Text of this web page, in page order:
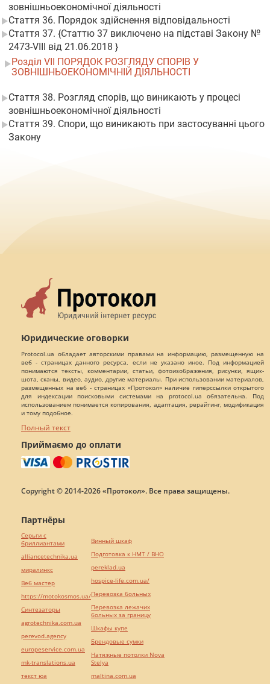
зовнішньоекономічної діяльності
Стаття 36. Порядок здійснення відповідальності
Стаття 37. {Статтю 37 виключено на підставі Закону №
2473-VIII від 21.06.2018 }
Розділ VII ПОРЯДОК РОЗГЛЯДУ СПОРІВ У
ЗОВНІШНЬОЕКОНОМІЧНІЙ ДІЯЛЬНОСТІ
Стаття 38. Розгляд спорів, що виникають у процесі
зовнішньоекономічної діяльності
Стаття 39. Спори, що виникають при застосуванні цього
Закону
Юридические оговорки
Protocol.ua обладает авторскими правами на информацию, размещенную на
веб - страницах данного ресурса, если не указано иное. Под информацией
понимаются тексты, комментарии, статьи, фотоизображения, рисунки, ящик-
шота, сканы, видео, аудио, другие материалы. При использовании материалов,
размещенных на веб - страницах «Протокол» наличие гиперссылки открытого
для индексации поисковыми системами на protocol.ua обязательна. Под
использованием понимается копирования, адаптация, рерайтинг, модификация
и тому подобное.
Полный текст
Приймаємо до оплати
Copyright © 2014-2026 «Протокол». Все права защищены.
Партнёры
Серьги с
бриллиантами
alliancetechnika.ua
миралинкс
Веб мастер
https://motokosmos.ua/
Синтезаторы
agrotechnika.com.ua
perevod.agency
europeservice.com.ua
mk-translations.ua
текст юа
Винный шкаф
Подготовка к НМТ / ВНО
pereklad.ua
hospice-life.com.ua/
Перевозка больных
Перевозка лежачих
больных за границу
Шкафы купе
Брендовые сумки
Натяжные потолки Nova
Stelya
maltina.com.ua